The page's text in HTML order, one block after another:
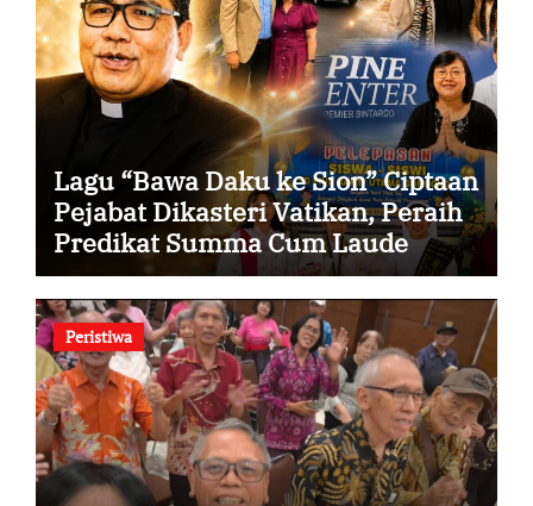
Lagu “Bawa Daku ke Sion” Ciptaan
Pejabat Dikasteri Vatikan, Peraih
Predikat Summa Cum Laude
Peristiwa